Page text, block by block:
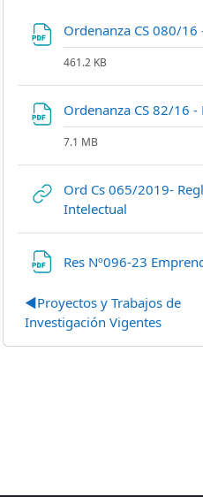
Ordenanza CS 080/16
461.2 KB
Ordenanza CS 82/16
7.1 MB
Ord Cs 065/2019-
Intelectual
Res Nº096-23
◀︎Proyectos y Trabajos de
Investigación Vigentes